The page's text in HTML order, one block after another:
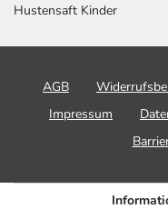
Hustensaft Kinder
AGB
Impressum